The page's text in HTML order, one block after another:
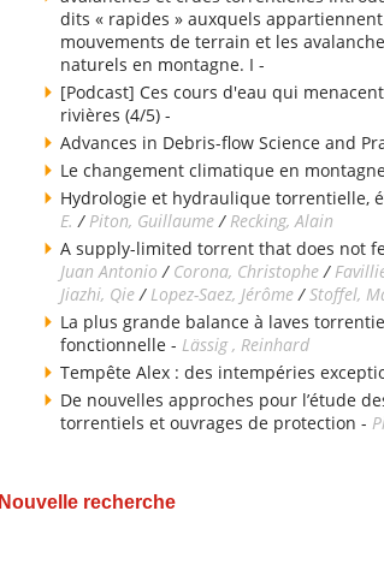
dits « rapides » auxquels
mouvements de terrain et les
naturels en montagne. I -
[Podcast] Ces cours d'eau qui
rivières (4/5) -
Advances in Debris-flow Science and
Le changement climatique en
Hydrologie et hydraulique torrentielle,
E. / Piton, Guillaume / Recking, Alain
A supply-limited torrent that does not
Juan Antonio / Corona, Christophe /
Jiazhi, Qie / Lopez-Saez, Jérôme /Stoffel,
La plus grande balance à laves
fonctionnelle - Lässig , Reinhard
Tempête Alex : des intempéries
De nouvelles approches pour l’étude
torrentiels et ouvrages de protection -
Nouvelle recherche